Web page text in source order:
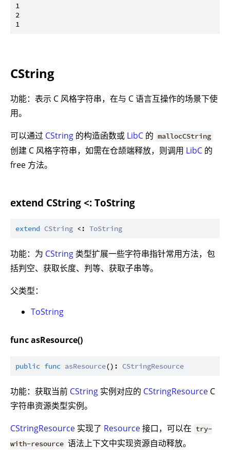
1
2
CString
功能：表示 C 风格字符串，在与 C 语言互操作的场景下使
用。
可以通过 CString 的构造函数或 LibC 的 mallocCString
创建 C 风格字符串，如需在仓颉端释放，则调用 LibC 的
free 方法。
extend CString <: ToString
extend CString <: ToString
功能：为 CString 类型扩展一些字符串指针常用方法，包
括判空、获取长度、判等、获取子串等。
父类型：
ToString
func asResource()
public func asResource(): CStringResource
功能：获取当前 CString 实例对应的 CStringResource C
字符串资源类型实例。
CStringResource 实现了 Resource接口，可以在 try-
with-resource 语法上下文中实现资源自动释放。